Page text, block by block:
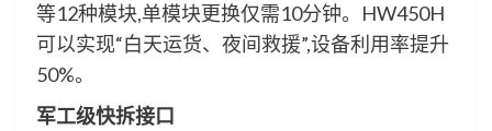
等12种模块,单模块更换仅需10分钟。HW450H
可以实现“白天运货、夜间救援”,设备利用率提升
50%。
军工级快拆接口